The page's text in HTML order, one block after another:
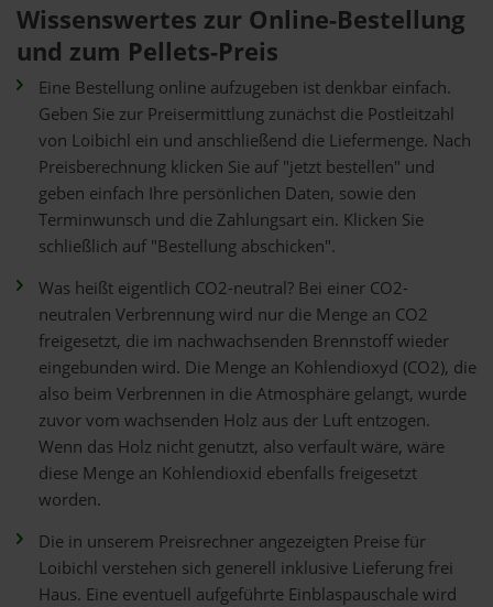
Wissenswertes zur Online-Bestellung
und zum Pellets-Preis
Eine Bestellung online aufzugeben ist denkbar einfach.
Geben Sie zur Preisermittlung zunächst die Postleitzahl
von Loibichl ein und anschließend die Liefermenge. Nach
Preisberechnung klicken Sie auf "jetzt bestellen" und
geben einfach Ihre persönlichen Daten, sowie den
Terminwunsch und die Zahlungsart ein. Klicken Sie
schließlich auf "Bestellung abschicken".
Was heißt eigentlich CO2-neutral? Bei einer CO2-
neutralen Verbrennung wird nur die Menge an CO2
freigesetzt, die im nachwachsenden Brennstoff wieder
eingebunden wird. Die Menge an Kohlendioxyd (CO2), die
also beim Verbrennen in die Atmosphäre gelangt, wurde
zuvor vom wachsenden Holz aus der Luft entzogen.
Wenn das Holz nicht genutzt, also verfault wäre, wäre
diese Menge an Kohlendioxid ebenfalls freigesetzt
worden.
Die in unserem Preisrechner angezeigten Preise für
Loibichl verstehen sich generell inklusive Lieferung frei
Haus. Eine eventuell aufgeführte Einblaspauschale wird